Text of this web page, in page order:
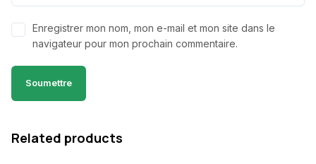
Enregistrer mon nom, mon e-mail et mon site dans le
navigateur pour mon prochain commentaire.
Related products